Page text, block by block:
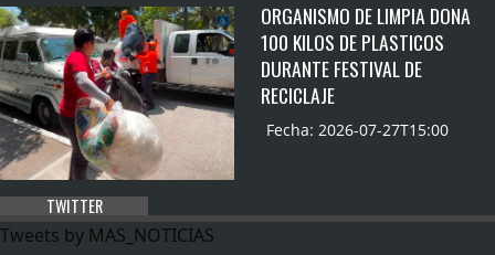
ORGANISMO DE LIMPIA DONA
100 KILOS DE PLASTICOS
DURANTE FESTIVAL DE
RECICLAJE
Fecha: 2026-07-27T15:00
TWITTER
Tweets by MAS_NOTICIAS